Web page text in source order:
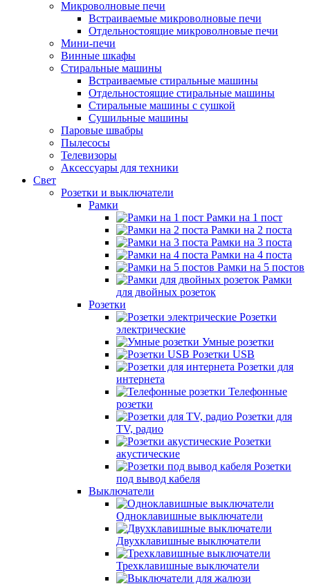
Микроволновые печи
Встраиваемые микроволновые печи
Отдельностоящие микроволновые печи
Мини-печи
Винные шкафы
Стиральные машины
Встраиваемые стиральные машины
Отдельностоящие стиральные машины
Стиральные машины с сушкой
Сушильные машины
Паровые швабры
Пылесосы
Телевизоры
Аксессуары для техники
Свет
Розетки и выключатели
Рамки
Рамки на 1 пост
Рамки на 2 поста
Рамки на 3 поста
Рамки на 4 поста
Рамки на 5 постов
Рамки
для двойных розеток
Розетки
Розетки
электрические
Умные розетки
Розетки USB
Розетки для
интернета
Телефонные
розетки
Розетки для
TV, радио
Розетки
акустические
Розетки
под вывод кабеля
Выключатели
Одноклавишные выключатели
Двухклавишные выключатели
Трехклавишные выключатели